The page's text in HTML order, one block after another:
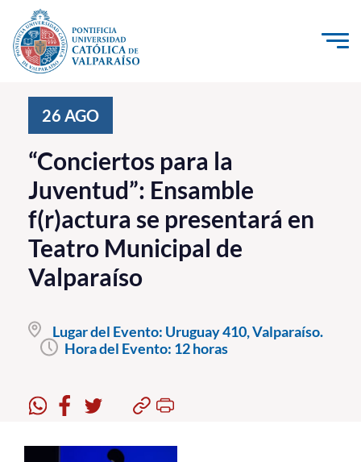
Click acá para ir directamente al contenido
Investigación, Creación e Innovación
PUCV Internacional
Vinculación con el Medio
Admisión
Pregrado
Postgrado
Formación Continua
Estudiantes
26 AGO
“Conciertos para la
Juventud”: Ensamble
f(r)actura se presentará en
Teatro Municipal de
Valparaíso
Lugar del Evento: Uruguay 410, Valparaíso.
Hora del Evento: 12 horas